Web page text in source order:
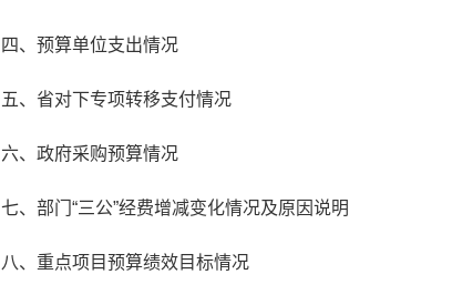
四、预算单位支出情况
五、省对下专项转移支付情况
六、政府采购预算情况
七、部门“三公”经费增减变化情况及原因说明
八、重点项目预算绩效目标情况